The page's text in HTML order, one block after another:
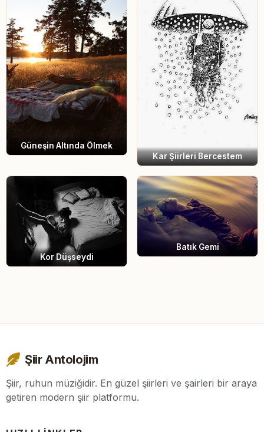
Güneşin Altında Ölmek
Kar Şiirleri Bercestem
Kor Düşseydi
Batık Gemi
Şiir Antolojim
Şiir, ruhun müziğidir. En güzel şiirleri ve şairleri bir araya
getiren modern şiir platformu.